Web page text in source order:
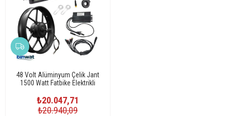
48 Volt Alüminyum Çelik Jant
1500 Watt Fatbike Elektrikli
Kiti - 190 mm Arka Teker
Uyumlu
₺20.047,71
₺20.940,09